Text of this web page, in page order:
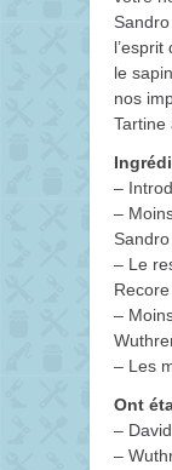
le
nos
Tartine
–
–
Sandro
– Le
–
– Les
Ont
–
–